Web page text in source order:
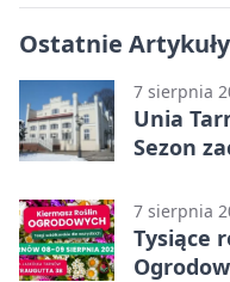
Ostatnie Artykuły
7 sierpnia
Unia
Sezon
7 sierpnia
Tysiące